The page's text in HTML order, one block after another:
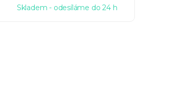
Skladem - odesíláme do 24 h